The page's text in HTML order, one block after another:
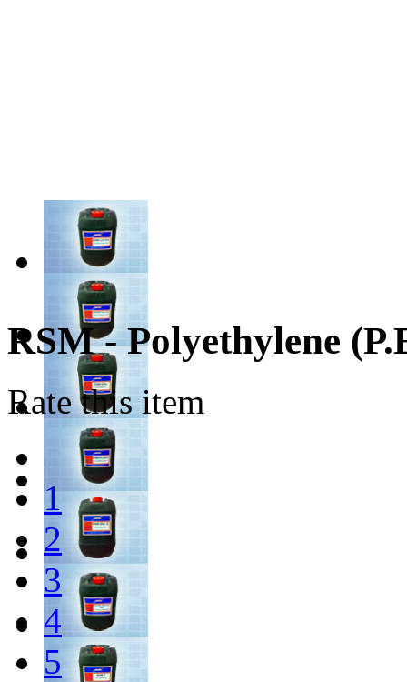
RSM - Polyethylene
Rate this item
1
2
3
4
5